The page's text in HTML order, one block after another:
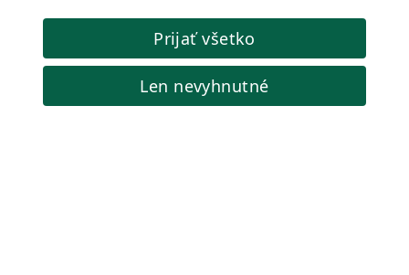
Cena s DPH:210,21 €
🔵 Na objednávku 21 dníPrijať všetko
Len nevyhnutné